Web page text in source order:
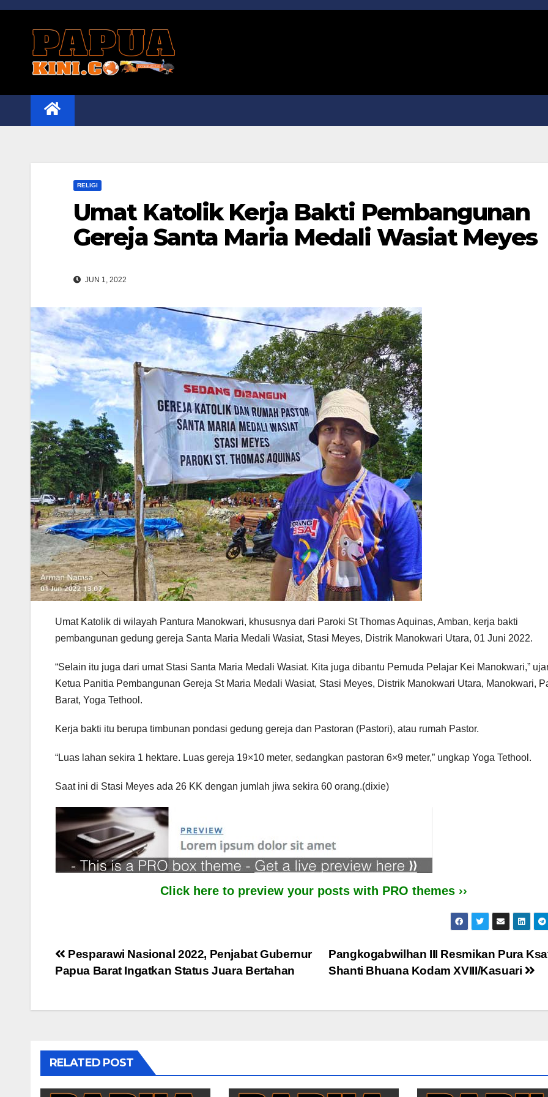
Skip
RELIGI
Umat Katolik Kerja Bakti Pembangunan
Gereja Santa Maria Medali Wasiat Meyes
JUN 1, 2022
Umat Katolik di wilayah Pantura Manokwari, khususnya dari Paroki St Thomas Aquinas, Amban, kerja bakti
pembangunan gedung gereja Santa Maria Medali Wasiat, Stasi Meyes, Distrik Manokwari Utara, 01 Juni 2022.
“Selain itu juga dari umat Stasi Santa Maria Medali Wasiat. Kita juga dibantu Pemuda Pelajar Kei Manokwari,”
Ketua Panitia Pembangunan Gereja St Maria Medali Wasiat, Stasi Meyes, Distrik Manokwari Utara, Manokwari,
Barat, Yoga Tethool.
Kerja bakti itu berupa timbunan pondasi gedung gereja dan Pastoran (Pastori), atau rumah Pastor.
“Luas lahan sekira 1 hektare. Luas gereja 19×10 meter, sedangkan pastoran 6×9 meter,” ungkap Yoga Tethool.
Saat ini di Stasi Meyes ada 26 KK dengan jumlah jiwa sekira 60 orang.(dixie)
Click here to preview your posts with PRO themes ››
Post
navigation
Pangkogabwilhan III Resmikan Pura
Shanti Bhuana Kodam XVIII/Kasuari
Pesparawi Nasional 2022, Penjabat Gubernur
Papua Barat Ingatkan Status Juara Bertahan
RELATED POST